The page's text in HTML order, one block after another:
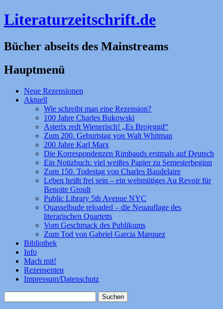
Literaturzeitschrift.de
Bücher abseits des Mainstreams
Hauptmenü
Zum
Inhalt
Neue Rezensionen
Aktuell
Wie schreibt man eine Rezension?
100 Jahre Charles Bukowski
Asterix redt Wienerisch! „Es Brojeggd“
Zum 200. Geburtstag von Walt Whitman
200 Jahre Karl Marx
Die Korrespondenzen Rimbauds erstmals auf Deutsch
Ein Notizbuch: viel weißes Papier zu Semesterbeginn
Zum 150. Todestag von Charles Baudelaire
Leben heißt frei sein – ein wehmütiges Au Revoir für
Benoite Groult
Public Library 5th Avenue NYC
Quasselbude reloaded – die Neuauflage des
literarischen Quartetts
Vom Geschmack des Publikums
Zum Tod von Gabriel Garcia Marquez
Bibliothek
Info
Mach mit!
Rezensenten
Impressum/Datenschutz
nach: